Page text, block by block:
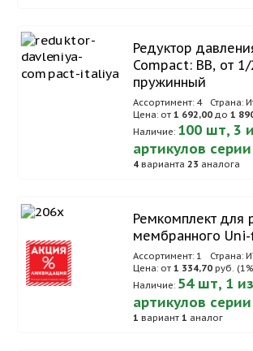
Редуктор
Compact: ВВ, от
пружинный
Ассортимент: 4
Страна:
Цена: от 1 692,00 до 1
Наличие: 100 шт, 3
артикулов
4 варианта 23 аналога
Ремкомплект для
мембранного
Ассортимент: 1
Страна:
Цена: от 1 334,70 руб.
Наличие: 54 шт, 1
артикулов
1 вариант 1 аналог